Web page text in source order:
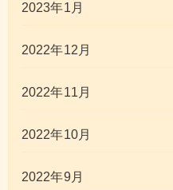
2023年1月
2022年12月
2022年11月
2022年10月
2022年9月